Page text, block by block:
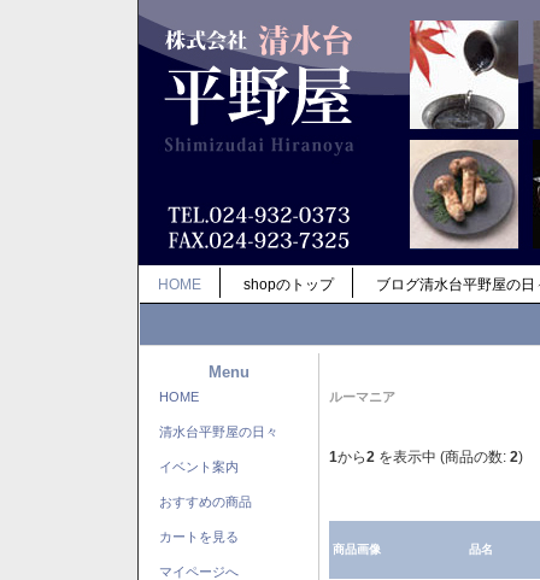
HOME shopのトップ ブログ清水台平野屋の日
Menu
HOME
清水台平野屋の日々
イベント案内
おすすめの商品
カートを見る
マイページへ
ルーマニア
1から2 を表示中 (商品の数: 2)
商品画像 品名